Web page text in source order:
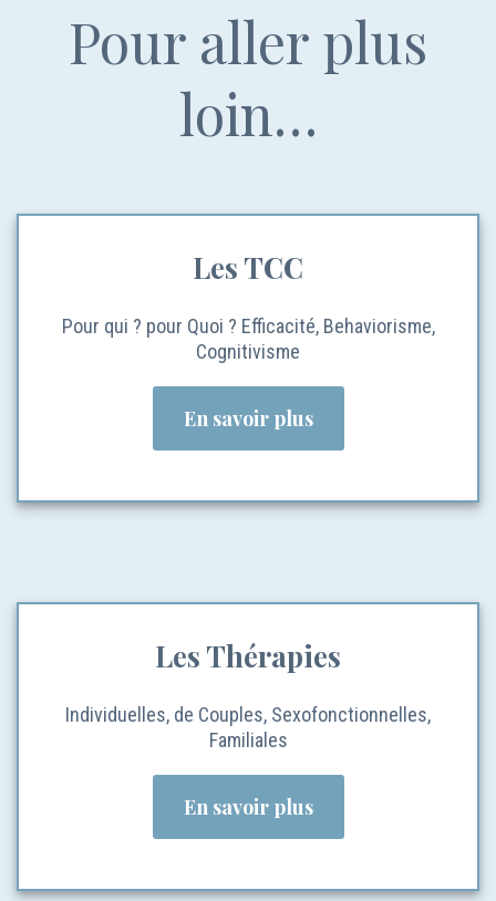
Pour aller plus
loin…
Les TCC
Pour qui ? pour Quoi ? Efficacité, Behaviorisme,
Cognitivisme
En savoir plus
Les Thérapies
Individuelles, de Couples, Sexofonctionnelles,
Familiales
En savoir plus